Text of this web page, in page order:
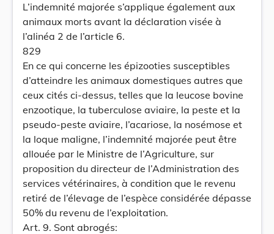
L’indemnité majorée s’applique également aux
animaux morts avant la déclaration visée à
l’alinéa 2 de l’article 6.
829
En ce qui concerne les épizooties susceptibles
d’atteindre les animaux domestiques autres que
ceux cités ci-dessus, telles que la leucose bovine
enzootique, la tuberculose aviaire, la peste et la
pseudo-peste aviaire, l’acariose, la nosémose et
la loque maligne, l’indemnité majorée peut être
allouée par le Ministre de l’Agriculture, sur
proposition du directeur de l’Administration des
services vétérinaires, à condition que le revenu
retiré de l’élevage de l’espèce considérée dépasse
50% du revenu de l’exploitation.
Art. 9. Sont abrogés: